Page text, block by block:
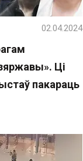
Ці
пакараць
02.04.2024